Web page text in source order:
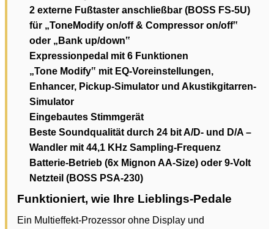
2 externe Fußtaster anschließbar (BOSS FS-5U)
für „ToneModify on/off & Compressor on/off‟
oder „Bank up/down‟
Expressionpedal mit 6 Funktionen
„Tone Modify‟ mit EQ-Voreinstellungen,
Enhancer, Pickup-Simulator und Akustikgitarren-
Simulator
Eingebautes Stimmgerät
Beste Soundqualität durch 24 bit A/D- und D/A –
Wandler mit 44,1 KHz Sampling-Frequenz
Batterie-Betrieb (6x Mignon AA-Size) oder 9-Volt
Netzteil (BOSS PSA-230)
Funktioniert, wie Ihre Lieblings-Pedale
Ein Multieffekt-Prozessor ohne Display und